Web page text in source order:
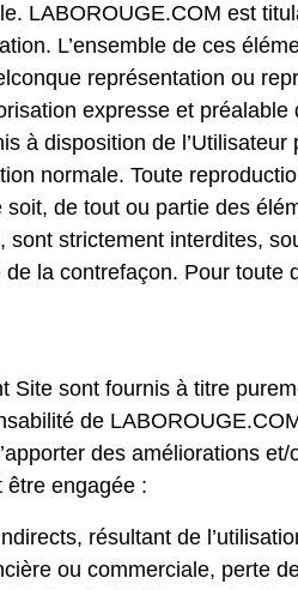
LABOROUGE.COM est
L’ensemble de ces
représentation ou
expresse et
à disposition de l’Utilisateur
normale. Toute
de tout ou partie des
strictement interdites,
la contrefaçon. Pour toute
sont fournis à titre
de
des améliorations
être engagée :
résultant de
ou commerciale, perte